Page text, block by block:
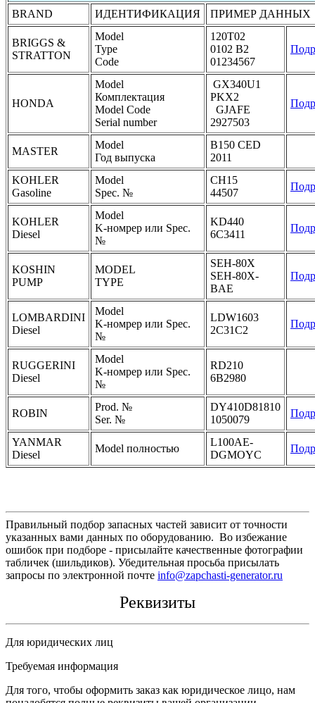
BRAND
ИДЕНТИФИКАЦИЯ ПРИМЕР ДАННЫХ
BRIGGS &
STRATTON
Model
Type
Code
120T02
0102 B2
01234567
HONDA
Model
Комплектация
Model Code
Serial number
GX340U1
PKX2
GJAFE
2927503
MASTER
Model
Год выпуска
B150 CED
2011
KOHLER
Gasoline
Model
Spec. №
CH15
44507
KOHLER
Diesel
Model
K-номрер или Spec.
№
KD440
6C3411
KOSHIN
PUMP
MODEL
TYPE
SEH-80X
SEH-80X-
BAE
LOMBARDINI
Diesel
Model
K-номрер или Spec.
№
LDW1603
2C31C2
RUGGERINI
Diesel
Model
K-номрер или Spec.
№
RD210
6B2980
ROBIN
Prod. №
Ser. №
DY410D81810
1050079
YANMAR
Diesel
Model полностью
L100AE-
DGMOYC
Правильный подбор запасных частей зависит от точности
указанных вами данных по оборудованию. Во избежание
ошибок при подборе - присылайте качественные фотографии
табличек (шильдиков). Убедительная просьба присылать
запросы по электронной почте info@zapchasti-generator.ru
Реквизиты
Для юридических лиц
Требуемая информация
Для того, чтобы оформить заказ как юридическое лицо, нам